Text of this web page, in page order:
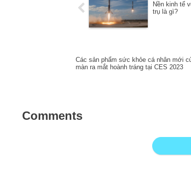
Nền kinh tế
trụ là gì?
Các sản phẩm sức khỏe cá nhân mới
màn ra mắt hoành tráng tại CES 2023
Comments